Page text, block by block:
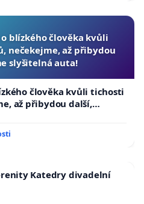
blízkého člověka kvůli
nečekejme, až přibydou
slyšitelná auta!
člověka kvůli tichosti
až přibydou další,
Katedry divadelní